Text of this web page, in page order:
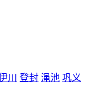
川 登封 渑池 巩义